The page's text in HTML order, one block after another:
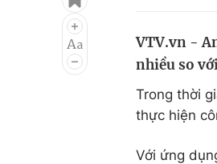
Điện ảnh
Âm nhạc
VTV.vn -
nhiều so
Trong thời
thực hiện
Với ứng